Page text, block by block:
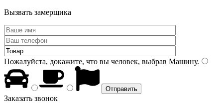
Вызвать замерщика
Пожалуйста, докажите, что вы человек, выбрав Машину.
Заказать звонок